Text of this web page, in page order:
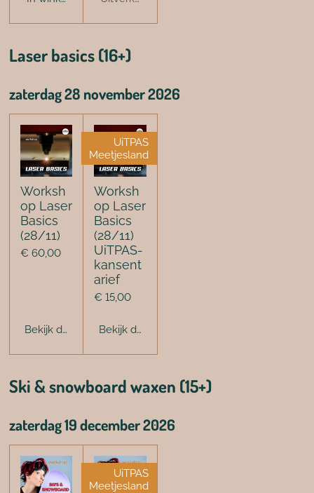
Laser basics (16+)
zaterdag 28 november 2026
Worksh
op Laser
Basics
(28/11)
€ 60,00
Bekijk details
UiTPAS
Meetjesland
Worksh
op Laser
Basics
(28/11)
UiTPAS-
kansent
arief
€ 15,00
Bekijk details
Ski & snowboard waxen (15+)
zaterdag 19 december 2026
UiTPAS
Meetjesland